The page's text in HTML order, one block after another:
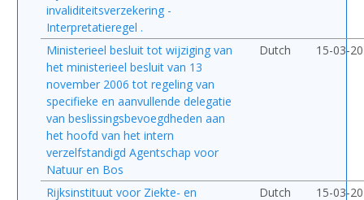
invaliditeitsverzekering -
Interpretatieregel .
Ministerieel besluit tot wijziging van
het ministerieel besluit van 13
november 2006 tot regeling van
specifieke en aanvullende delegatie
van beslissingsbevoegdheden aan
het hoofd van het intern
verzelfstandigd Agentschap voor
Natuur en Bos
Dutch 15-03-
Rijksinstituut voor Ziekte- en
Dutch 15-03-